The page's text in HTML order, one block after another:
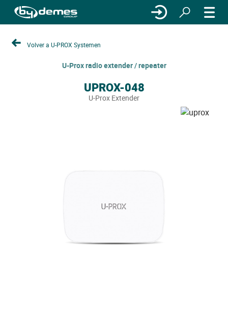
Volver a U-PROX Systemen
U-Prox radio extender / repeater
UPROX-048
U-Prox Extender